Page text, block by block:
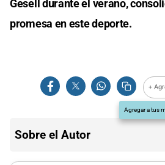
Gesell durante el verano,
promesa en este deporte.
+
Agregar a tus
Sobre el Autor